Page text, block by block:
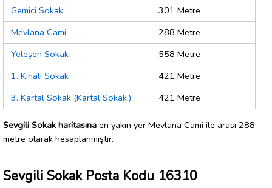
Gemici Sokak
301 Metre
Mevlana Cami
288 Metre
Yeleşen Sokak
558 Metre
1. Kınalı Sokak
421 Metre
3. Kartal Sokak (Kartal Sokak.)
421 Metre
Sevgili Sokak haritasına en yakın yer Mevlana Cami ile arası 288
metre olarak hesaplanmıştır.
Sevgili Sokak Posta Kodu 16310